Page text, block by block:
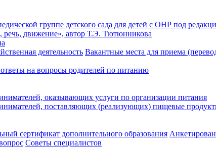
группе детского сада для детей с ОНР под
речь, движение», автор Т.Э. Тютюнникова
деятельность Вакантные места для приема
на вопросы родителей по питанию
оказывающих услуги по организации питания
поставляющих (реализующих) пищевые
сертификат дополнительного образования
Советы специалистов